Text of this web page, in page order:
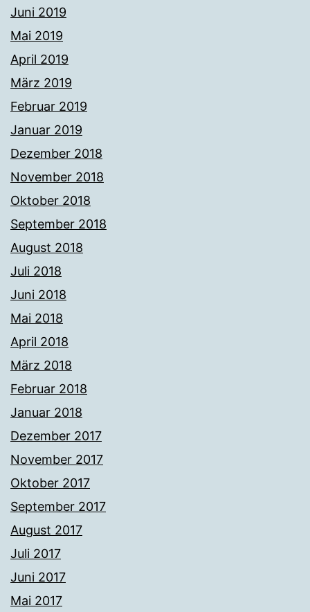
Juni 2019
Mai 2019
April 2019
März 2019
Februar 2019
Januar 2019
Dezember 2018
November 2018
Oktober 2018
September 2018
August 2018
Juli 2018
Juni 2018
Mai 2018
April 2018
März 2018
Februar 2018
Januar 2018
Dezember 2017
November 2017
Oktober 2017
September 2017
August 2017
Juli 2017
Juni 2017
Mai 2017